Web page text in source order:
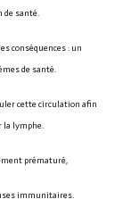
de santé.
conséquences : un
de santé.
cette circulation afin
la lymphe.
prématuré,
immunitaires.